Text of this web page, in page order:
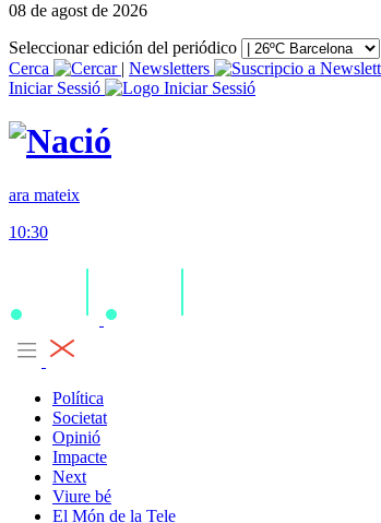
08 de agost de 2026
Seleccionar edición del periódico
Cerca
| Newsletters
Iniciar Sessió
ara mateix
10:30
Política
Societat
Opinió
Impacte
Next
Viure bé
El Món de la Tele